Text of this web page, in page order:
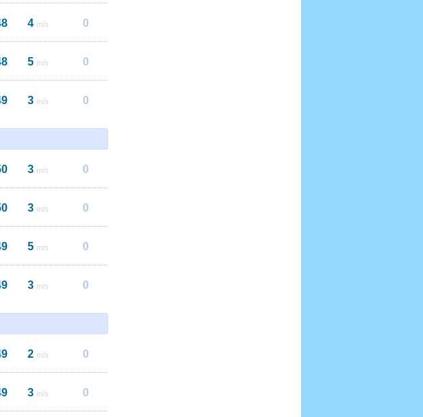
4 m/s 0
5 m/s 0
3 m/s 0
3 m/s 0
3 m/s 0
5 m/s 0
3 m/s 0
2 m/s 0
3 m/s 0